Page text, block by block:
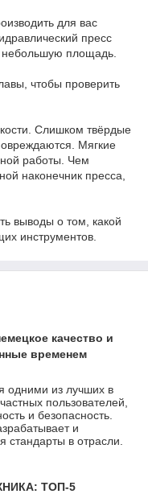
для вас
пресс
небольшую площадь.​
чтобы проверить
Слишком твёрдые
Мягкие
работы. Чем
наконечник пресса,
выводы о том, какой
инструментов.
качество и
временем
одними из лучших в
пользователей,
и безопасность.
и
стандарты в отрасли.
ТОП-5